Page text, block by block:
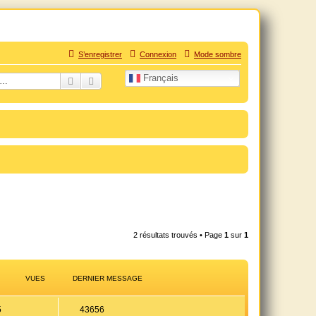
personnelle douloureuse
Mode sombre
Connexion
S’enregistrer
Français
RechercherRecherche avancée
2 résultats trouvés • Page 1 sur 1
VUES DERNIER MESSAGE
R
43656V